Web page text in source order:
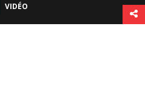
VIDÉO